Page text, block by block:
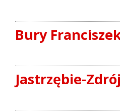
Bury
Jastrzębie-